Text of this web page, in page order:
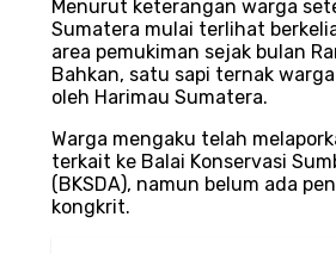
Menurut keterangan warga
Sumatera mulai terlihat
area pemukiman sejak bulan
Bahkan, satu sapi ternak
oleh Harimau Sumatera.
Warga mengaku telah
terkait ke Balai Konservasi
(BKSDA), namun belum ada
kongkrit.